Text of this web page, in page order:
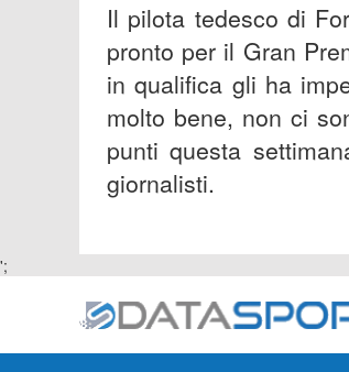
Il pilota tedesco di
pronto per il Gran
in qualifica gli ha
molto bene, non ci
punti questa
giornalisti.
';